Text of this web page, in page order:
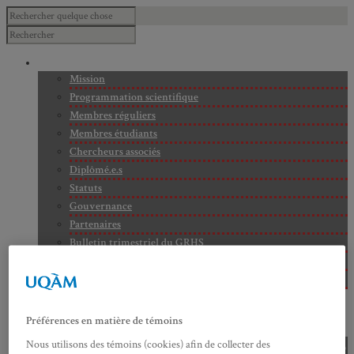
Mission
Programmation scientifique
Membres réguliers
Membres étudiants
Chercheurs associés
Diplômé.e.s
Statuts
Gouvernance
Partenaires
Bulletin trimestriel du GRHS
Bourses du GRHS
PROJETS EN COURS
AXES DE RECHERCHE
Axe 1 : Représentations publiques, communes et privées de la
Préférences en matière de témoins
Nous utilisons des témoins (cookies) afin de collecter des